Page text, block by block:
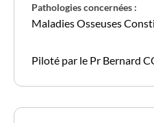
Pathologies concernées :
Maladies Osseuses
Piloté par le Pr Bernard